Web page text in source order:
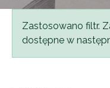
Komunikat
Zastosowano filtr.
dostępne w